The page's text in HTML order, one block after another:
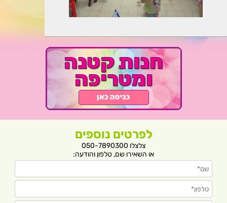
לפרטים נוספים
צלצלו 050-7890300
או השאירו שם, טלפון והודעה: